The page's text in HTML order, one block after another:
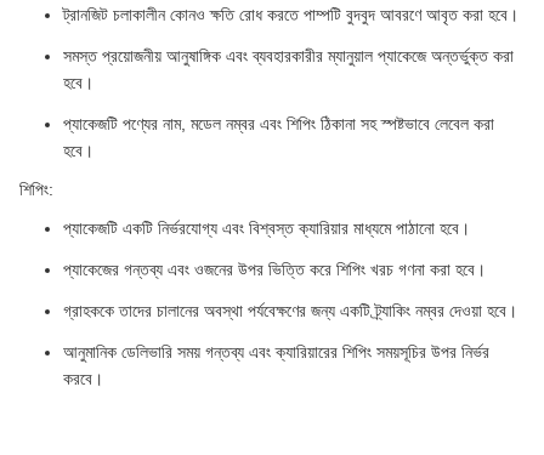
ট্রানজিট চলাকালীন কোনও ক্ষতি রোধ করতে পাম্পটি বুদবুদ আবরণে আবৃত করা হবে।
সমস্ত প্রয়োজনীয় আনুষাঙ্গিক এবং ব্যবহারকারীর ম্যানুয়াল প্যাকেজে অন্তর্ভুক্ত করা
হবে।
প্যাকেজটি পণ্যের নাম, মডেল নম্বর এবং শিপিং ঠিকানা সহ স্পষ্টভাবে লেবেল করা
হবে।
শিপিং:
প্যাকেজটি একটি নির্ভরযোগ্য এবং বিশ্বস্ত ক্যারিয়ার মাধ্যমে পাঠানো হবে।
প্যাকেজের গন্তব্য এবং ওজনের উপর ভিত্তি করে শিপিং খরচ গণনা করা হবে।
গ্রাহককে তাদের চালানের অবস্থা পর্যবেক্ষণের জন্য একটি ট্র্যাকিং নম্বর দেওয়া হবে।
আনুমানিক ডেলিভারি সময় গন্তব্য এবং ক্যারিয়ারের শিপিং সময়সূচির উপর নির্ভর
করবে।